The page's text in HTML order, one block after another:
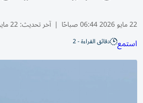
22 مايو 2026 06:44 صباحًا | آخر تحديث:22 مايو 06:44 2026
استمع دقائق القراءة - 2